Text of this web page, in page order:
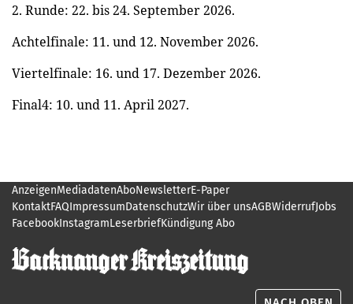
2. Runde: 22. bis 24. September 2026.
Achtelfinale: 11. und 12. November 2026.
Viertelfinale: 16. und 17. Dezember 2026.
Final4: 10. und 11. April 2027.
AnzeigenMediadatenAboNewsletterE-Paper
KontaktFAQImpressumDatenschutzWir über unsAGBWiderrufJobs
FacebookInstagramLeserbriefKündigung Abo